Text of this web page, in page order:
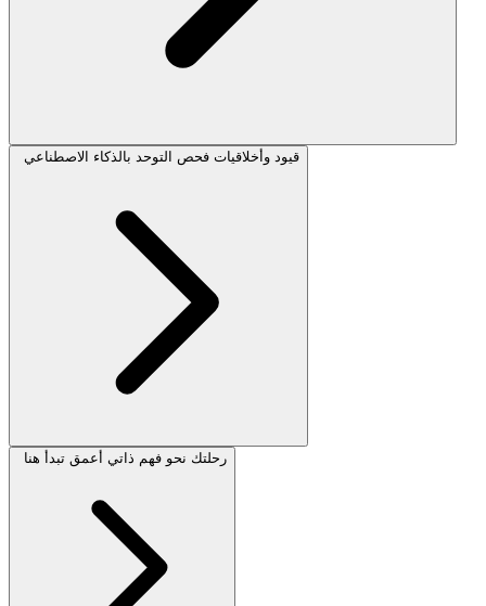
قيود وأخلاقيات فحص التوحد بالذكاء الاصطناعي
رحلتك نحو فهم ذاتي أعمق تبدأ هنا